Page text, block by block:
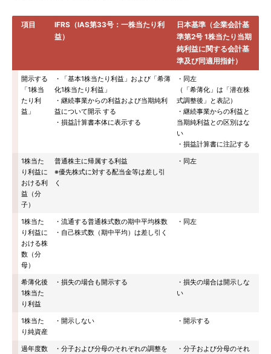
項目
IFRS（IAS第33号：一株当たり利
益）
日本基準（企業会計基
準第2号 1株当たり当期
純利益に関する会計基
準及び同適用指針）
開示する
「1株当
たり利
益」
・「基本1株当たり利益」および「希薄
化1株当たり利益」
・継続事業からの利益および当期純利
益について開示 する
・損益計算書本体に表示する
・同左
（「希薄化」は「潜在株
式調整後」と表記）
・継続事業からの利益と
当期純利益との区別はな
い
・損益計算書に注記する
1株当た
り利益に
おける利
益（分
子）
普通株主に帰属する利益
※優先株式に対する配当金等は差し引
く
・同左
1株当た
り利益に
おける株
数（分
母）
・流通する普通株式数の期中平均株数
・自己株式数（期中平均）は差し引く
・同左
希薄化後
1株当た
り利益
・損失の場合も開示する
・損失の場合は開示しな
い
1株当た
り純資産
・開示しない ・開示する
過年度数 ・分子および分母のそれぞれの調整を ・分子および分母のそれ